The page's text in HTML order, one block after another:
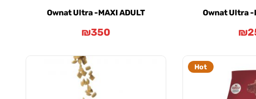
Ownat Ultra -
₪
Ownat Ultra -MAXI ADULT
₪350
Hot